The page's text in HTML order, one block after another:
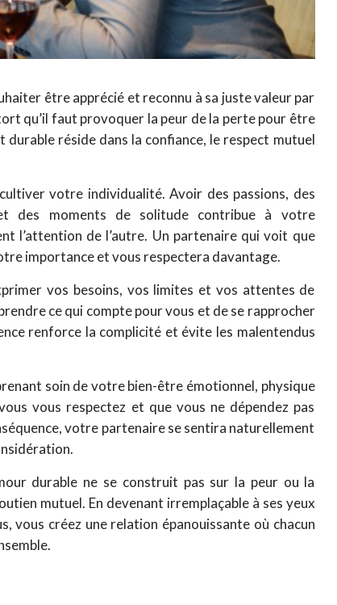
être apprécié et reconnu à sa juste valeur par
qu’il faut provoquer la peur de la perte pour être
durable réside dans la confiance, le respect mutuel
votre individualité. Avoir des passions, des
des moments de solitude contribue à votre
l’attention de l’autre. Un partenaire qui voit que
importance et vous respectera davantage.
vos besoins, vos limites et vos attentes de
ce qui compte pour vous et de se rapprocher
renforce la complicité et évite les malentendus
soin de votre bien-être émotionnel, physique
vous respectez et que vous ne dépendez pas
votre partenaire se sentira naturellement
durable ne se construit pas sur la peur ou la
mutuel. En devenant irremplaçable à ses yeux
créez une relation épanouissante où chacun